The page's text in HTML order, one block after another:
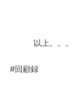
（ やっぱ
以上。。。
#回顧録